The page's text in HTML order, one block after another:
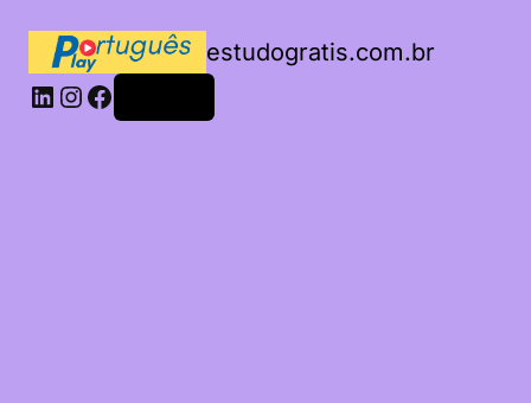
estudogratis.com.br
LinkedIn
Instagram
Facebook